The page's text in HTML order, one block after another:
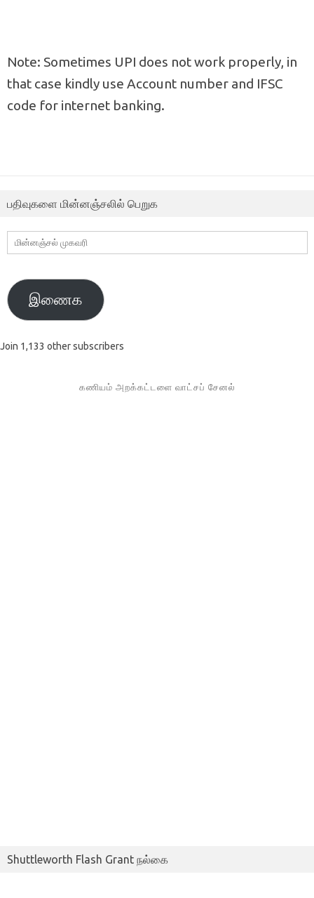
Note: Sometimes UPI does not work properly, in
that case kindly use Account number and IFSC
code for internet banking.
பதிவுகளை மின்னஞ்சலில் பெறுக
மின்னஞ்சல்
முகவரி
இணைக
Join 1,133 other subscribers
கணியம் அறக்கட்டளை வாட்சப் சேனல்
Shuttleworth Flash Grant நல்கை